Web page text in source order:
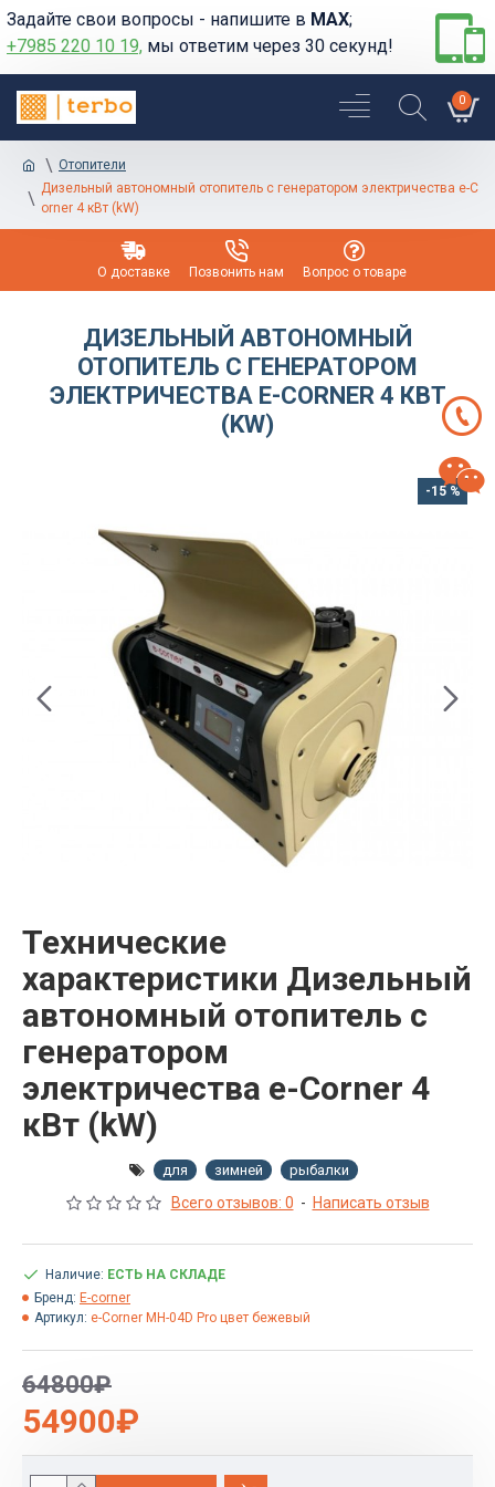
Задайте свои вопросы - напишите в MAX;
+7985 220 10 19, мы ответим через 30 секунд!
0
Отопители
Дизельный автономный отопитель с генератором электричества e-C
orner 4 кВт (kW)
О доставке Позвонить нам Вопрос о товаре
ДИЗЕЛЬНЫЙ АВТОНОМНЫЙ
ОТОПИТЕЛЬ С ГЕНЕРАТОРОМ
ЭЛЕКТРИЧЕСТВА E-CORNER 4 КВТ
(KW)
-15 %
Технические
характеристики Дизельный
автономный отопитель с
генератором
электричества e-Corner 4
кВт (kW)
для зимней рыбалки
Всего отзывов: 0 - Написать отзыв
54900₽
64800₽
Наличие: ЕСТЬ НА СКЛАДЕ
Бренд: E-corner
Артикул: e-Corner MH-04D Pro цвет бежевый